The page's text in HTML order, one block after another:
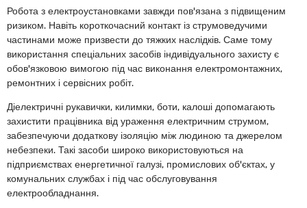
Робота з електроустановками завжди пов'язана з підвищеним
ризиком. Навіть короткочасний контакт із струмоведучими
частинами може призвести до тяжких наслідків. Саме тому
використання спеціальних засобів індивідуального захисту є
обов'язковою вимогою під час виконання електромонтажних,
ремонтних і сервісних робіт.
Діелектричні рукавички, килимки, боти, калоші допомагають
захистити працівника від ураження електричним струмом,
забезпечуючи додаткову ізоляцію між людиною та джерелом
небезпеки. Такі засоби широко використовуються на
підприємствах енергетичної галузі, промислових об'єктах, у
комунальних службах і під час обслуговування
електрообладнання.